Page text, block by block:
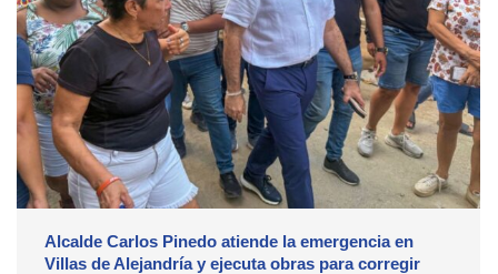
Alcalde Carlos Pinedo atiende la emergencia en
Villas de Alejandría y ejecuta obras para corregir